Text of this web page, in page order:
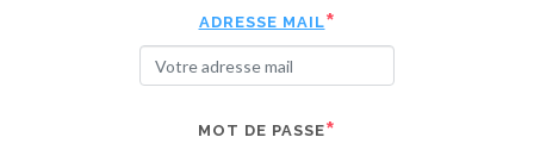
ADRESSE MAIL
MOT DE PASSE